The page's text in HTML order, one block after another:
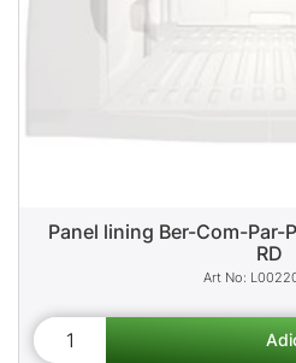
Panel lining Ber-Com-Par-
RD